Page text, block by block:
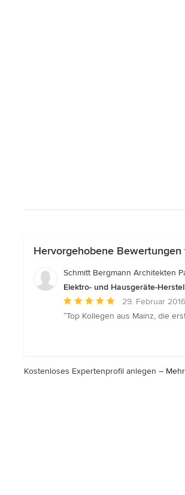
Hervorgehobene
Schmitt Bergmann Architekten
Elektro- und Hausgeräte-
Durchschnittliche
Bewertung:
29. Februar 2016
“Top Kollegen aus Mainz, die
Kostenloses Expertenprofil anlegen –